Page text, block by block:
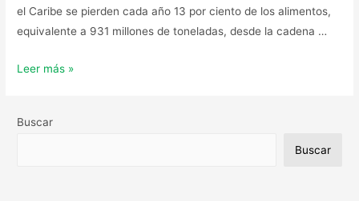
el Caribe se pierden cada año 13 por ciento de los alimentos,
equivalente a 931 millones de toneladas, desde la cadena …
Leer más »
Buscar
Buscar